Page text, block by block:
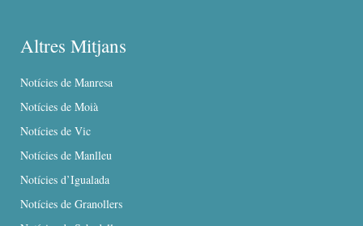
Altres Mitjans
Notícies de Manresa
Notícies de Moià
Notícies de Vic
Notícies de Manlleu
Notícies d’Igualada
Notícies de Granollers